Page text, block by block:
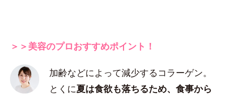
＞＞美容のプロおすすめポイント！
加齢などによって減少するコラーゲン。
とくに夏は食欲も落ちるため、食事から